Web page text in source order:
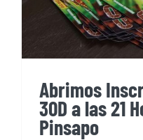
Abrimos
30D a las 21
Pinsapo